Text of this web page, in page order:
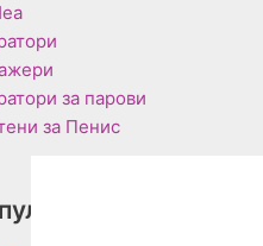
за парови
за Пенис
Брендови